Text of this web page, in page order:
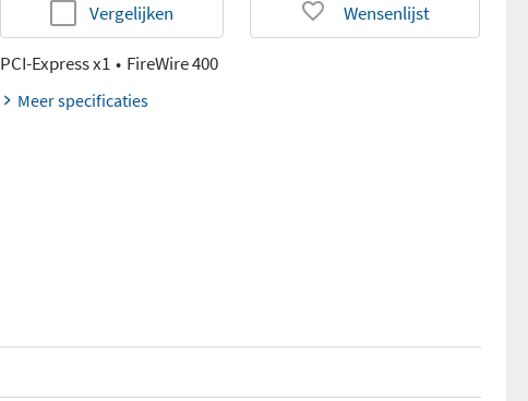
Vergelijken Wensenlijst
PCI-Express x1 FireWire 400
Meer specificaties